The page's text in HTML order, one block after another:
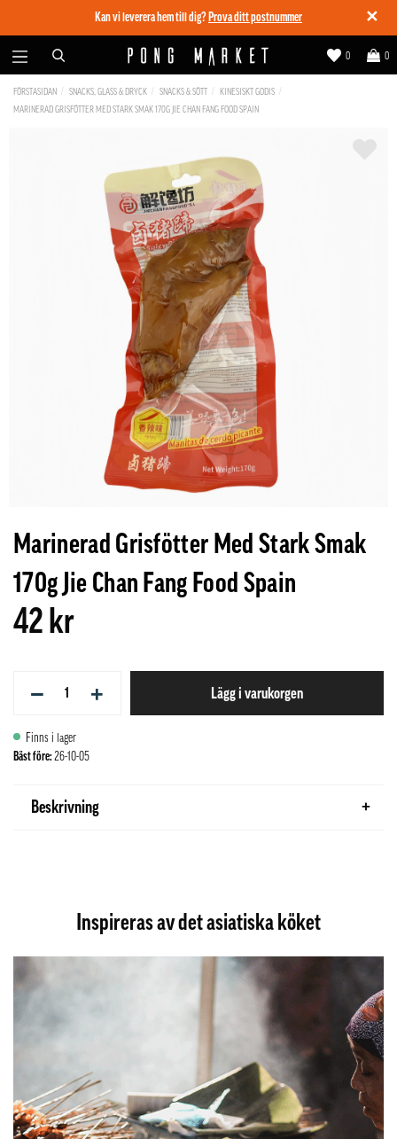
✕
Kan vi leverera hem till dig? Prova ditt postnummer
0
0
FÖRSTASIDAN SNACKS, GLASS & DRYCK SNACKS & SÖTT
KINESISKT GODIS
MARINERAD GRISFÖTTER MED STARK SMAK 170G JIE CHAN FANG FOOD SPAIN
Marinerad Grisfötter Med Stark Smak
170g Jie Chan Fang Food Spain
42 kr
− + Lägg i varukorgen
Finns i lager
Bäst före:26-10-05
Beskrivning
Inspireras av det asiatiska köket